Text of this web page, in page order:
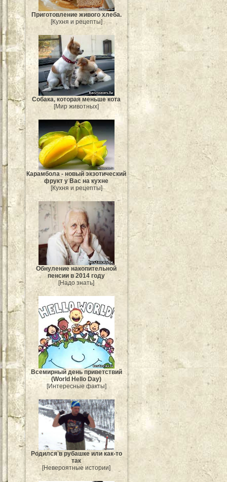
Приготовление живого хлеба.
[Кухня и рецепты]
Собака, которая меньше кота
[Мир животных]
Карамбола - новый экзотический
фрукт у Вас на кухне
[Кухня и рецепты]
Обнуление накопительной
пенсии в 2014 году
[Надо знать]
Всемирный день приветствий
(World Hello Day)
[Интересные факты]
Родился в рубашке или как-то
так
[Невероятные истории]